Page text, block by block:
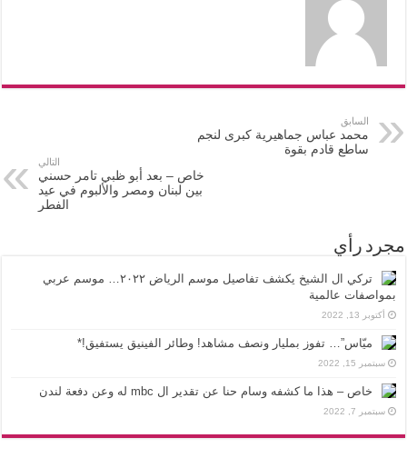
السابق
محمد عباس جماهيرية كبرى لنجم
ساطع قادم بقوة
التالي
خاص – بعد أبو ظبي تامر حسني
بين لبنان ومصر والألبوم في عيد
الفطر
مجرد رأي
تركي ال الشيخ يكشف تفاصيل موسم الرياض ٢٠٢٢… موسم عربي
بمواصفات عالمية
أكتوبر 13, 2022
ميّاس”… تفوز بمليار ونصف مشاهد! وطائر الفينيق يستفيق!*
سبتمبر 15, 2022
خاص – هذا ما كشفه وسام حنا عن تقدير ال mbc له وعن دفعة لندن
سبتمبر 7, 2022